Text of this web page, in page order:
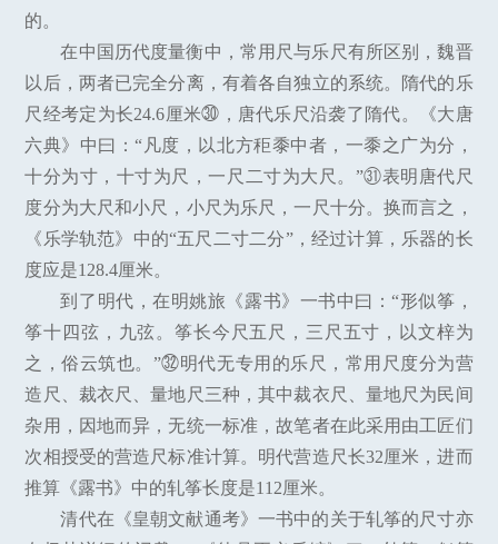
的。
在中国历代度量衡中，常用尺与乐尺有所区别，魏晋
以后，两者已完全分离，有着各自独立的系统。隋代的乐
尺经考定为长24.6厘米㉚，唐代乐尺沿袭了隋代。《大唐
六典》中曰：“凡度，以北方秬黍中者，一黍之广为分，
十分为寸，十寸为尺，一尺二寸为大尺。”㉛表明唐代尺
度分为大尺和小尺，小尺为乐尺，一尺十分。换而言之，
《乐学轨范》中的“五尺二寸二分”，经过计算，乐器的长
度应是128.4厘米。
到了明代，在明姚旅《露书》一书中曰：“形似筝，
筝十四弦，九弦。筝长今尺五尺，三尺五寸，以文梓为
之，俗云筑也。”㉜明代无专用的乐尺，常用尺度分为营
造尺、裁衣尺、量地尺三种，其中裁衣尺、量地尺为民间
杂用，因地而异，无统一标准，故笔者在此采用由工匠们
次相授受的营造尺标准计算。明代营造尺长32厘米，进而
推算《露书》中的轧筝长度是112厘米。
清代在《皇朝文献通考》一书中的关于轧筝的尺寸亦